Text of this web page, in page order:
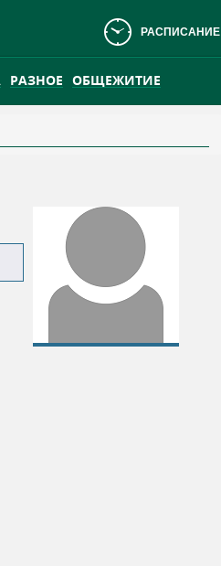
РАСПИСАНИЕ
РАЗНОЕ ОБЩЕЖИТИЕ
БОЛОТЕ